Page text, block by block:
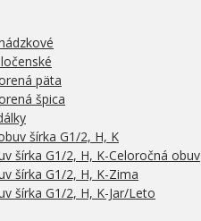
päta
špica
šírka G1/2, H, K
šírka G1/2, H, K-Celoročná obuv
šírka G1/2, H, K-Zima
šírka G1/2, H, K-Jar/Leto